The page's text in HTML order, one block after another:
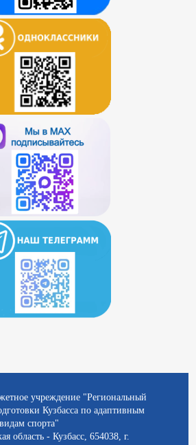
учреждение "Региональный
Кузбасса по адаптивным
видам спорта"
область - Кузбасс, 654038, г.